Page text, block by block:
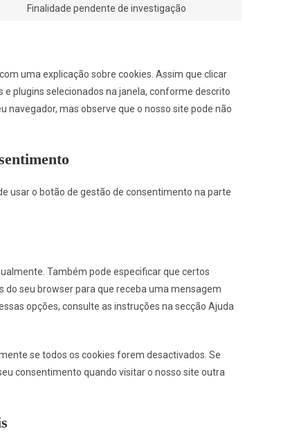
Finalidade pendente de investigação
uma explicação sobre cookies. Assim que clicar
plugins selecionados na janela, conforme descrito
navegador, mas observe que o nosso site pode não
usar o botão de gestão de consentimento na parte
Também pode especificar que certos
do seu browser para que receba uma mensagem
opções, consulte as instruções na secção Ajuda
se todos os cookies forem desactivados. Se
consentimento quando visitar o nosso site outra